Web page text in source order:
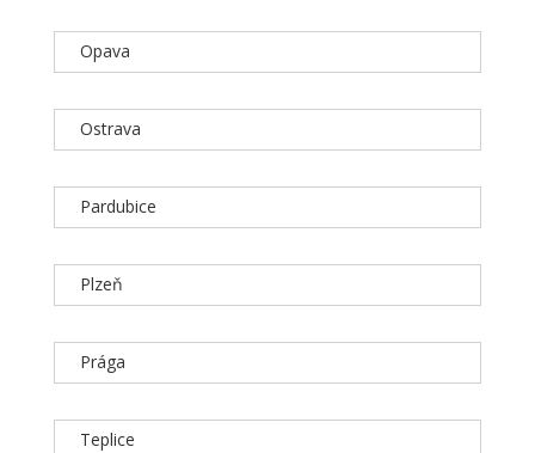
Opava
Ostrava
Pardubice
Plzeň
Prága
Teplice